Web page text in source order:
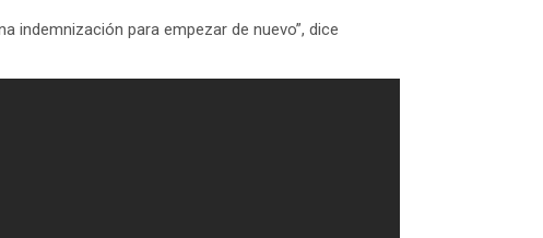
indemnización para empezar de nuevo”, dice